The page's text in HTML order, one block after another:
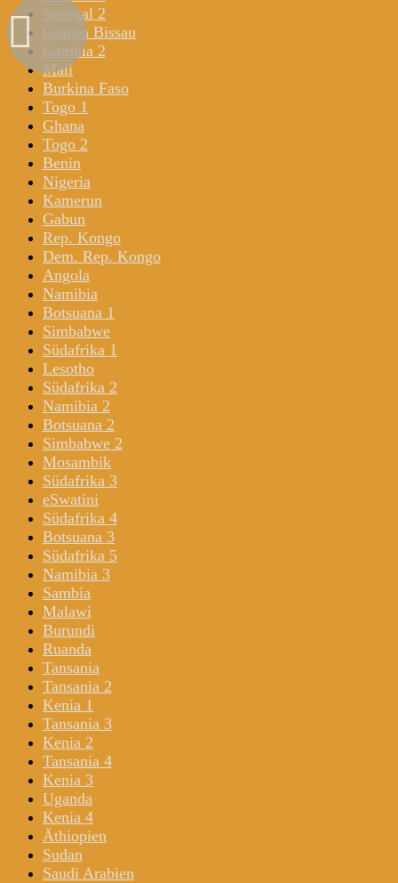
Senegal 2
Guinea Bissau
Gambia 2
Mali
Burkina Faso
Togo 1
Ghana
Togo 2
Benin
Nigeria
Kamerun
Gabun
Rep. Kongo
Dem. Rep. Kongo
Angola
Namibia
Botsuana 1
Simbabwe
Südafrika 1
Lesotho
Südafrika 2
Namibia 2
Botsuana 2
Simbabwe 2
Mosambik
Südafrika 3
eSwatini
Südafrika 4
Botsuana 3
Südafrika 5
Namibia 3
Sambia
Malawi
Burundi
Ruanda
Tansania
Tansania 2
Kenia 1
Tansania 3
Kenia 2
Tansania 4
Kenia 3
Uganda
Kenia 4
Äthiopien
Sudan
Saudi Arabien